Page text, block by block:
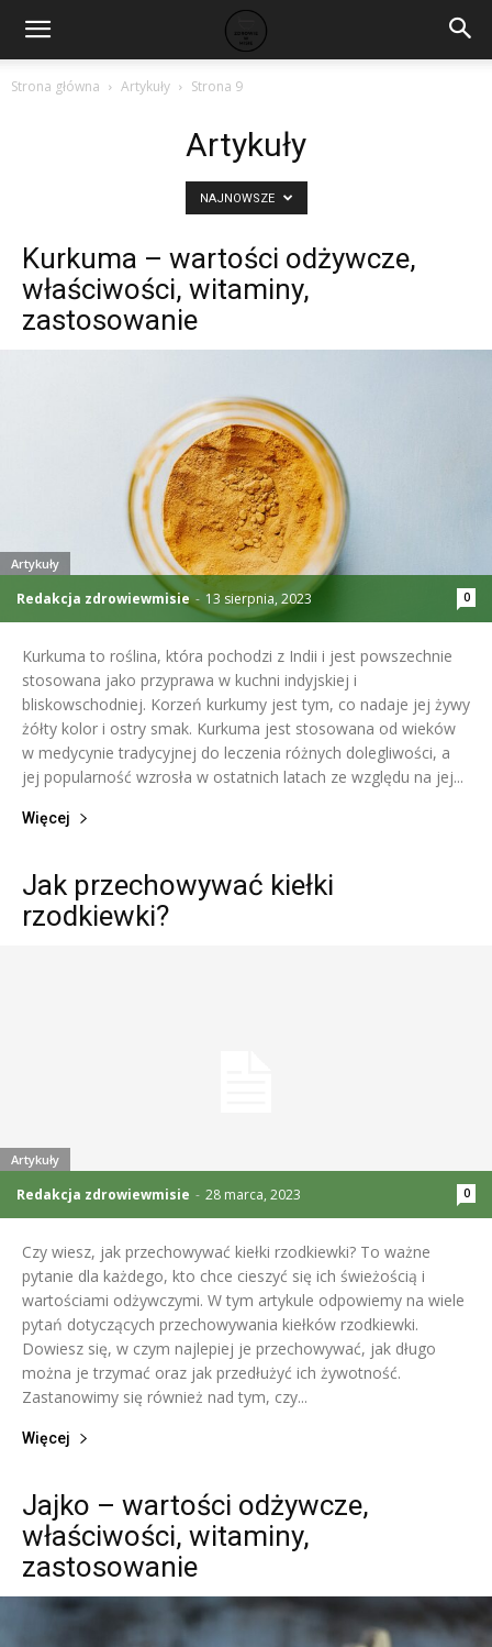
Strona główna Artykuły Strona 9
Artykuły
NAJNOWSZE
Kurkuma – wartości odżywcze,
właściwości, witaminy,
zastosowanie
Redakcja zdrowiewmisie - 13 sierpnia, 2023 0
Artykuły
Kurkuma to roślina, która pochodzi z Indii i jest powszechnie
stosowana jako przyprawa w kuchni indyjskiej i
bliskowschodniej. Korzeń kurkumy jest tym, co nadaje jej żywy
żółty kolor i ostry smak. Kurkuma jest stosowana od wieków
w medycynie tradycyjnej do leczenia różnych dolegliwości, a
jej popularność wzrosła w ostatnich latach ze względu na jej...
Więcej
Jak przechowywać kiełki
rzodkiewki?
Redakcja zdrowiewmisie - 28 marca, 2023 0
Artykuły
Czy wiesz, jak przechowywać kiełki rzodkiewki? To ważne
pytanie dla każdego, kto chce cieszyć się ich świeżością i
wartościami odżywczymi. W tym artykule odpowiemy na wiele
pytań dotyczących przechowywania kiełków rzodkiewki.
Dowiesz się, w czym najlepiej je przechowywać, jak długo
można je trzymać oraz jak przedłużyć ich żywotność.
Zastanowimy się również nad tym, czy...
Więcej
Jajko – wartości odżywcze,
właściwości, witaminy,
zastosowanie